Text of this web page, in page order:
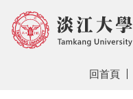
回首頁